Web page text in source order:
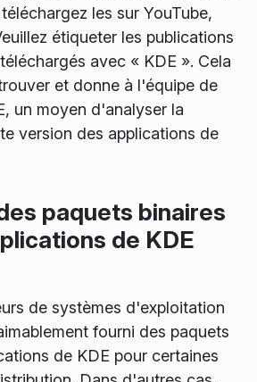
les sur YouTube,
étiqueter les publications
avec « KDE ». Cela
et donne à l'équipe de
un moyen d'analyser la
version des applications de
paquets binaires
de KDE
de systèmes d'exploitation
fourni des paquets
de KDE pour certaines